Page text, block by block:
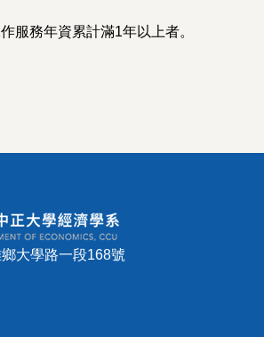
服務年資累計滿1年以上者。
大學路一段168號